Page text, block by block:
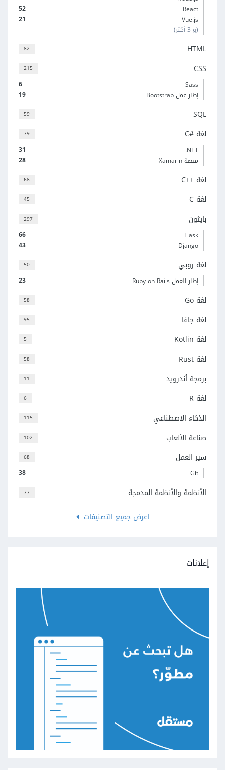
52
React
21
Vue.js
(و 3 أكثر)
82 HTML
215 CSS
6
Sass
19
إطار عمل Bootstrap
59 SQL
79 لغة C#‎
31
‎.NET
28
منصة Xamarin
68 لغة C++‎
45 لغة C
297 بايثون
66
Flask
43
Django
50 لغة روبي
23 إطار العمل Ruby on Rails
58 لغة Go
95 لغة جافا
5 لغة Kotlin
58 لغة Rust
11 برمجة أندرويد
6 لغة R
115 الذكاء الاصطناعي
102 صناعة الألعاب
68 سير العمل
38 Git
77
الأنظمة والأنظمة المدمجة
اعرض جميع التصنيفات
إعلانات